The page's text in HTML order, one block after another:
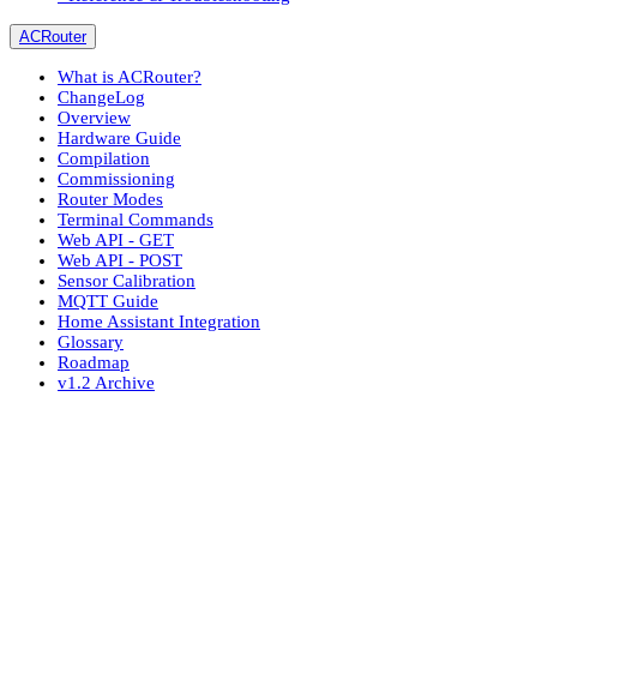
ACRouter
What is ACRouter?
ChangeLog
Overview
Hardware Guide
Compilation
Commissioning
Router Modes
Terminal Commands
Web API - GET
Web API - POST
Sensor Calibration
MQTT Guide
Home Assistant Integration
Glossary
Roadmap
v1.2 Archive